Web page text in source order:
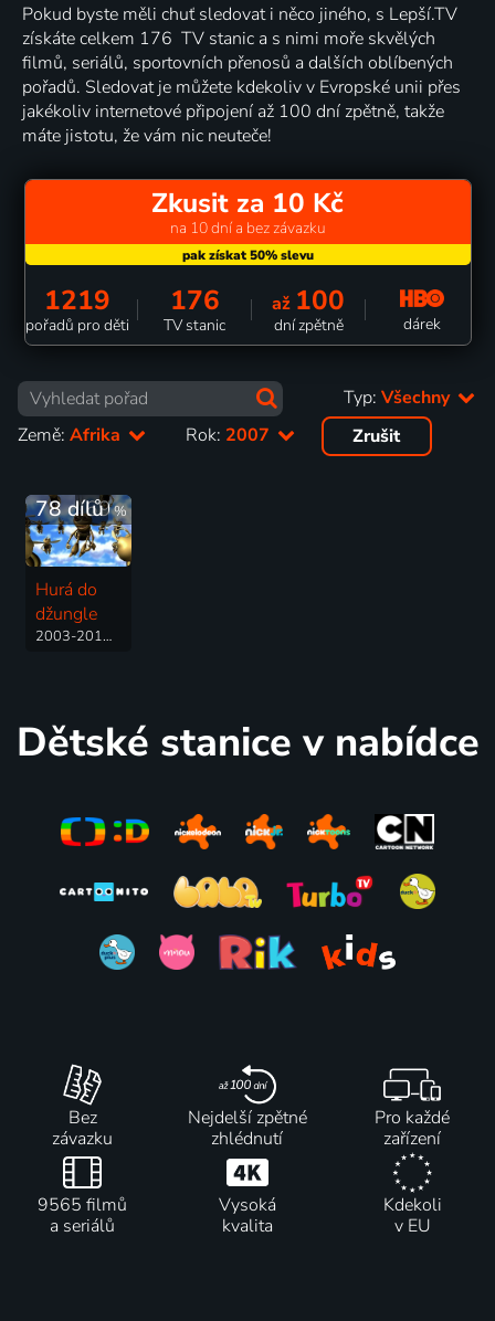
Pokud byste měli chuť sledovat i něco jiného, s Lepší.TV
získáte celkem 176 TV stanic a s nimi moře skvělých
filmů, seriálů, sportovních přenosů a dalších oblíbených
pořadů. Sledovat je můžete kdekoliv v Evropské unii přes
jakékoliv internetové připojení až 100 dní zpětně, takže
máte jistotu, že vám nic neuteče!
Zkusit za 10 Kč
na 10 dní a bez závazku
1219
pořadů pro děti
176
TV stanic
až 100
dní zpětně dárek
Typ: Všechny
Země: Afrika Rok: 2007 Zrušit
69%
78 dílů
Hurá do
džungle
2003-2015 | Jihoafrická republika | Animovaný, Dobrodružný, Komedie, Rodinný
Dětské stanice v nabídce
Bez
závazku
Nejdelší zpětné
zhlédnutí
Pro každé
zařízení
9565 filmů
a seriálů
Vysoká
kvalita
Kdekoli
v EU